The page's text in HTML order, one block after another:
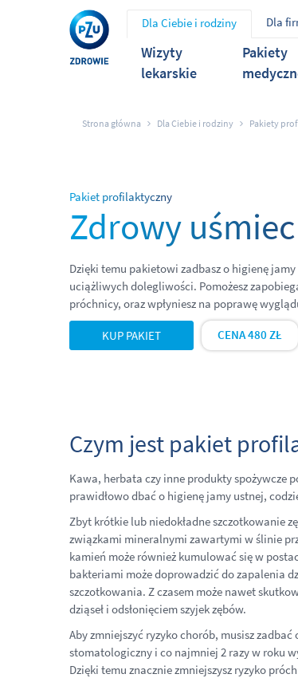
Dla Ciebie i rodziny Dla
Wizyty
lekarskie
Pakiety
Strona główna Dla Ciebie i rodziny Pakiety
Pakiet profilaktyczny
Zdrowy
Dzięki temu pakietowi zadbasz o higienę
uciążliwych dolegliwości. Pomożesz
próchnicy, oraz wpłyniesz na poprawę
KUP PAKIET CENA 480 ZŁ
Czym jest pakiet
Kawa, herbata czy inne produkty spożywcze
prawidłowo dbać o higienę jamy ustnej,
Zbyt krótkie lub niedokładne szczotkowanie
związkami mineralnymi zawartymi w ślinie
kamień może również kumulować się w
bakteriami może doprowadzić do zapalenia
szczotkowania. Z czasem może nawet
dziąseł i odsłonięciem szyjek zębów.
Aby zmniejszyć ryzyko chorób, musisz
stomatologiczny i co najmniej 2 razy w roku
Dzięki temu znacznie zmniejszysz ryzyko